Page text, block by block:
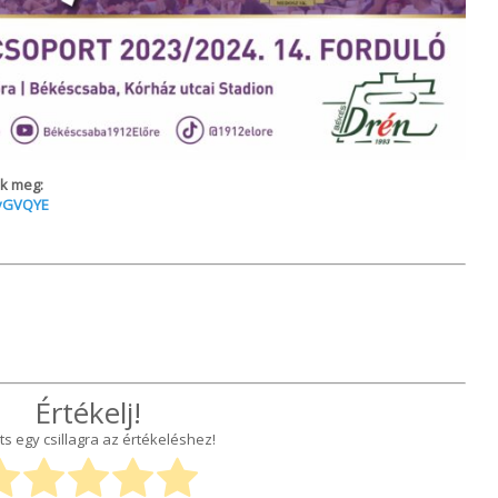
meg:
Értékelj!
egy csillagra az értékeléshez!